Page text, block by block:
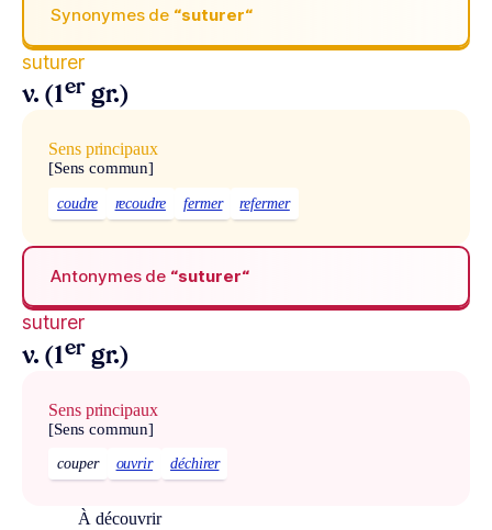
Synonymes de “suturer“
suturer
v. (1er gr.)
Sens principaux
[Sens commun]
coudre recoudre fermer refermer
Antonymes de “suturer“
suturer
v. (1er gr.)
Sens principaux
[Sens commun]
couper ouvrir déchirer
À découvrir